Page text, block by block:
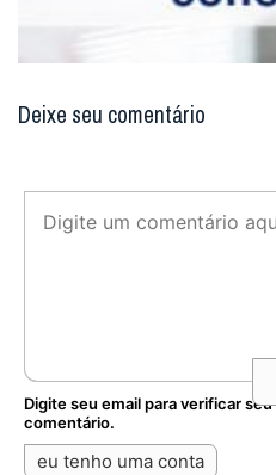
Deixe seu comentário
Digite seu email para verificar seu
comentário.
eu tenho uma conta